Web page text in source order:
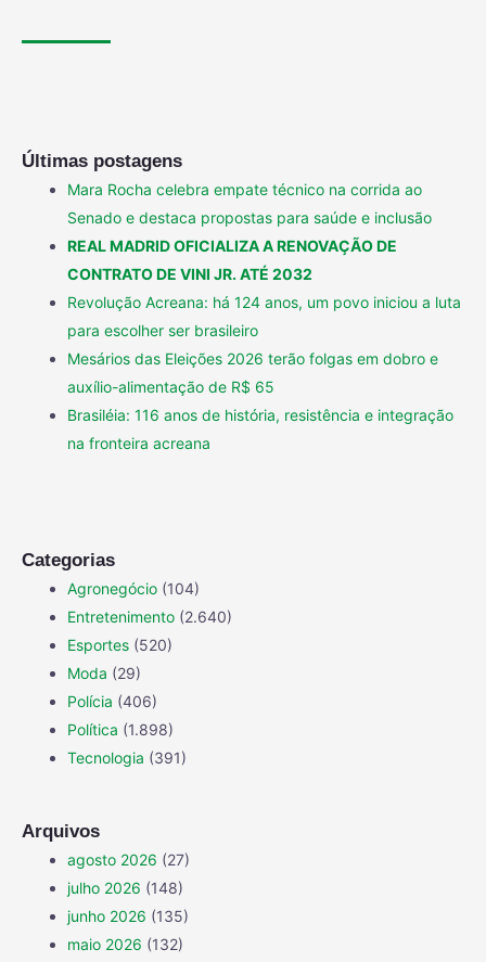
Últimas postagens
Mara Rocha celebra empate técnico na corrida ao
Senado e destaca propostas para saúde e inclusão
REAL MADRID OFICIALIZA A RENOVAÇÃO DE
CONTRATO DE VINI JR. ATÉ 2032
Revolução Acreana: há 124 anos, um povo iniciou a luta
para escolher ser brasileiro
Mesários das Eleições 2026 terão folgas em dobro e
auxílio-alimentação de R$ 65
Brasiléia: 116 anos de história, resistência e integração
na fronteira acreana
Categorias
Agronegócio (104)
Entretenimento (2.640)
Esportes (520)
Moda (29)
Polícia (406)
Política (1.898)
Tecnologia (391)
Arquivos
agosto 2026 (27)
julho 2026 (148)
junho 2026 (135)
maio 2026 (132)